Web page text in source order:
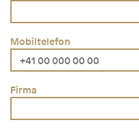
Mobiltelefon
Firma